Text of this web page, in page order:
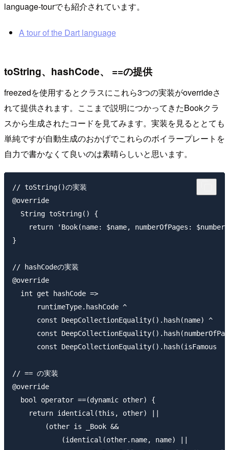
language-tourでも紹介されています。
A tour of the Dart language
toString、hashCode、 ==の提供
freezedを使用するとクラスにこれら3つの実装がoverrideさ
れて提供されます。ここまで説明につかってきたBookクラ
スから生成されたコードを見てみます。実装を見るととても
単純ですが自動生成のおかげでこれらのボイラープレートを
自力で書かなくて良いのは素晴らしいと思います。
// toString()の実装
@override
  String toString() {
return 'Book(name: $name, numberOfPages:
}
// hashCodeの実装
@override
  int get hashCode =>
      runtimeType.hashCode ^
      const DeepCollectionEquality().hash(name) ^
const
      const DeepCollectionEquality().hash(isFamous
// == の実装
@override
  bool operator ==(dynamic other) {
    return identical(this, other) ||
        (other is _Book &&
            (identical(other.name, name) ||